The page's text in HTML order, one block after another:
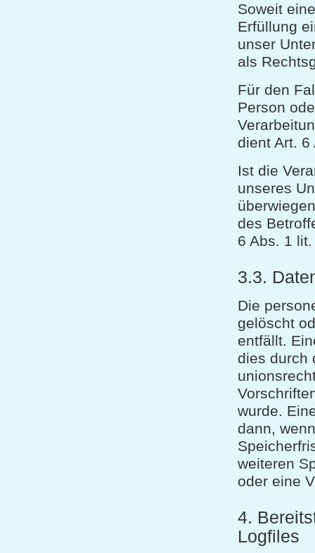
Soweit
Erfüllung
unser
als
Für den
Person
dient Art. 6
Ist die
unseres
des
6 Abs. 1
3.3.
Die
gelöscht
entfällt.
dies durch
wurde.
dann,
weiteren
oder eine
4.
Logfiles